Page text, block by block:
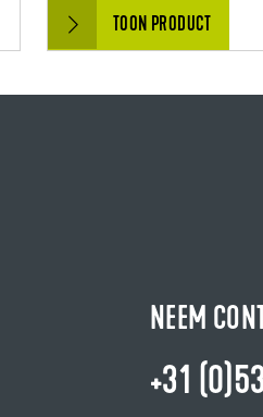
TOON PRODUCT
NEEM
+31